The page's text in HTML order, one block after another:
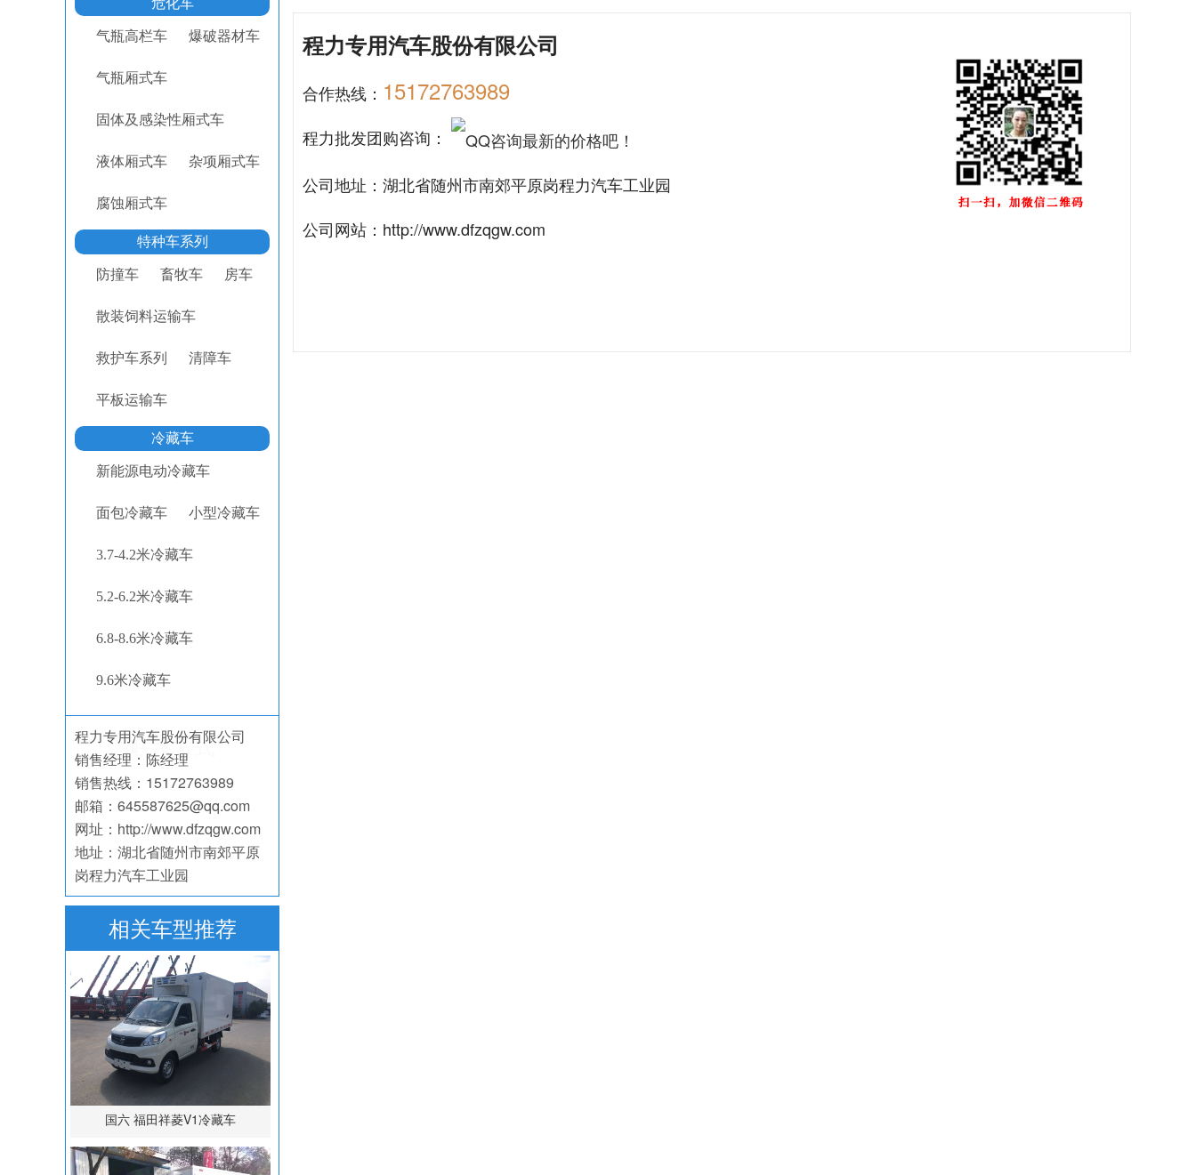
危化车
气瓶高栏车 爆破器材车
气瓶厢式车
固体及感染性厢式车
液体厢式车 杂项厢式车
腐蚀厢式车
特种车系列
防撞车 畜牧车 房车
散装饲料运输车
救护车系列 清障车
平板运输车
冷藏车
新能源电动冷藏车
面包冷藏车 小型冷藏车
3.7-4.2米冷藏车
5.2-6.2米冷藏车
6.8-8.6米冷藏车
9.6米冷藏车
联系方式
程力专用汽车股份有限公司
销售经理：陈经理
销售热线：15172763989
邮箱：645587625@qq.com
网址：http://www.dfzqgw.com
地址：湖北省随州市南郊平原
岗程力汽车工业园
相关车型推荐
国六 福田祥菱V1冷藏车
程力专用汽车股份有限公司
合作热线： 15172763989
程力批发团购咨询：
公司地址：湖北省随州市南郊平原岗程力汽车工业园
公司网站： http://www.dfzqgw.com